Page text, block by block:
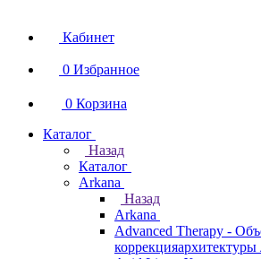
Кабинет
0 Избранное
0 Корзина
Каталог
Назад
Каталог
Arkana
Назад
Arkana
Advanced Therapy -
коррекцияархитектуры